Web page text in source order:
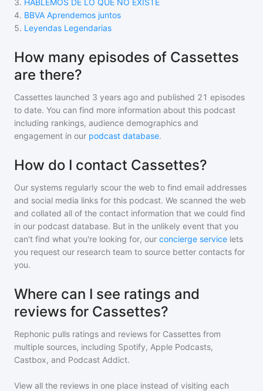
3. HABLEMOS DE LO QUE NO EXISTE
4. BBVA Aprendemos juntos
5. Leyendas Legendarias
How many episodes of Cassettes
are there?
Cassettes launched 3 years ago and published 21 episodes
to date. You can find more information about this podcast
including rankings, audience demographics and
engagement in our podcast database.
How do I contact Cassettes?
Our systems regularly scour the web to find email addresses
and social media links for this podcast. We scanned the web
and collated all of the contact information that we could find
in our podcast database. But in the unlikely event that you
can't find what you're looking for, our concierge service lets
you request our research team to source better contacts for
you.
Where can I see ratings and
reviews for Cassettes?
Rephonic pulls ratings and reviews for Cassettes from
multiple sources, including Spotify, Apple Podcasts,
Castbox, and Podcast Addict.
View all the reviews in one place instead of visiting each